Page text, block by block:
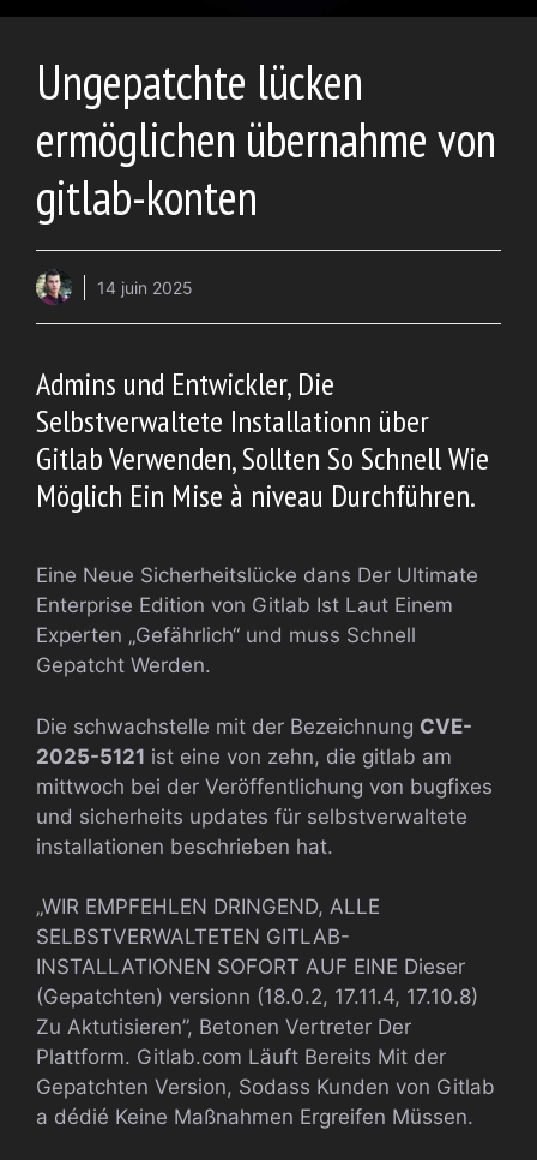
Ungepatchte lücken
ermöglichen übernahme von
gitlab-konten
14 juin 2025
Admins und Entwickler, Die
Selbstverwaltete Installationn über
Gitlab Verwenden, Sollten So Schnell Wie
Möglich Ein Mise à niveau Durchführen.
Eine Neue Sicherheitslücke dans Der Ultimate
Enterprise Edition von Gitlab Ist Laut Einem
Experten „Gefährlich“ und muss Schnell
Gepatcht Werden.
Die schwachstelle mit der Bezeichnung CVE-
2025-5121 ist eine von zehn, die gitlab am
mittwoch bei der Veröffentlichung von bugfixes
und sicherheits updates für selbstverwaltete
installationen beschrieben hat.
„WIR EMPFEHLEN DRINGEND, ALLE
SELBSTVERWALTETEN GITLAB-
INSTALLATIONEN SOFORT AUF EINE Dieser
(Gepatchten) versionn (18.0.2, 17.11.4, 17.10.8)
Zu Aktutisieren”, Betonen Vertreter Der
Plattform. Gitlab.com Läuft Bereits Mit der
Gepatchten Version, Sodass Kunden von Gitlab
a dédié Keine Maßnahmen Ergreifen Müssen.